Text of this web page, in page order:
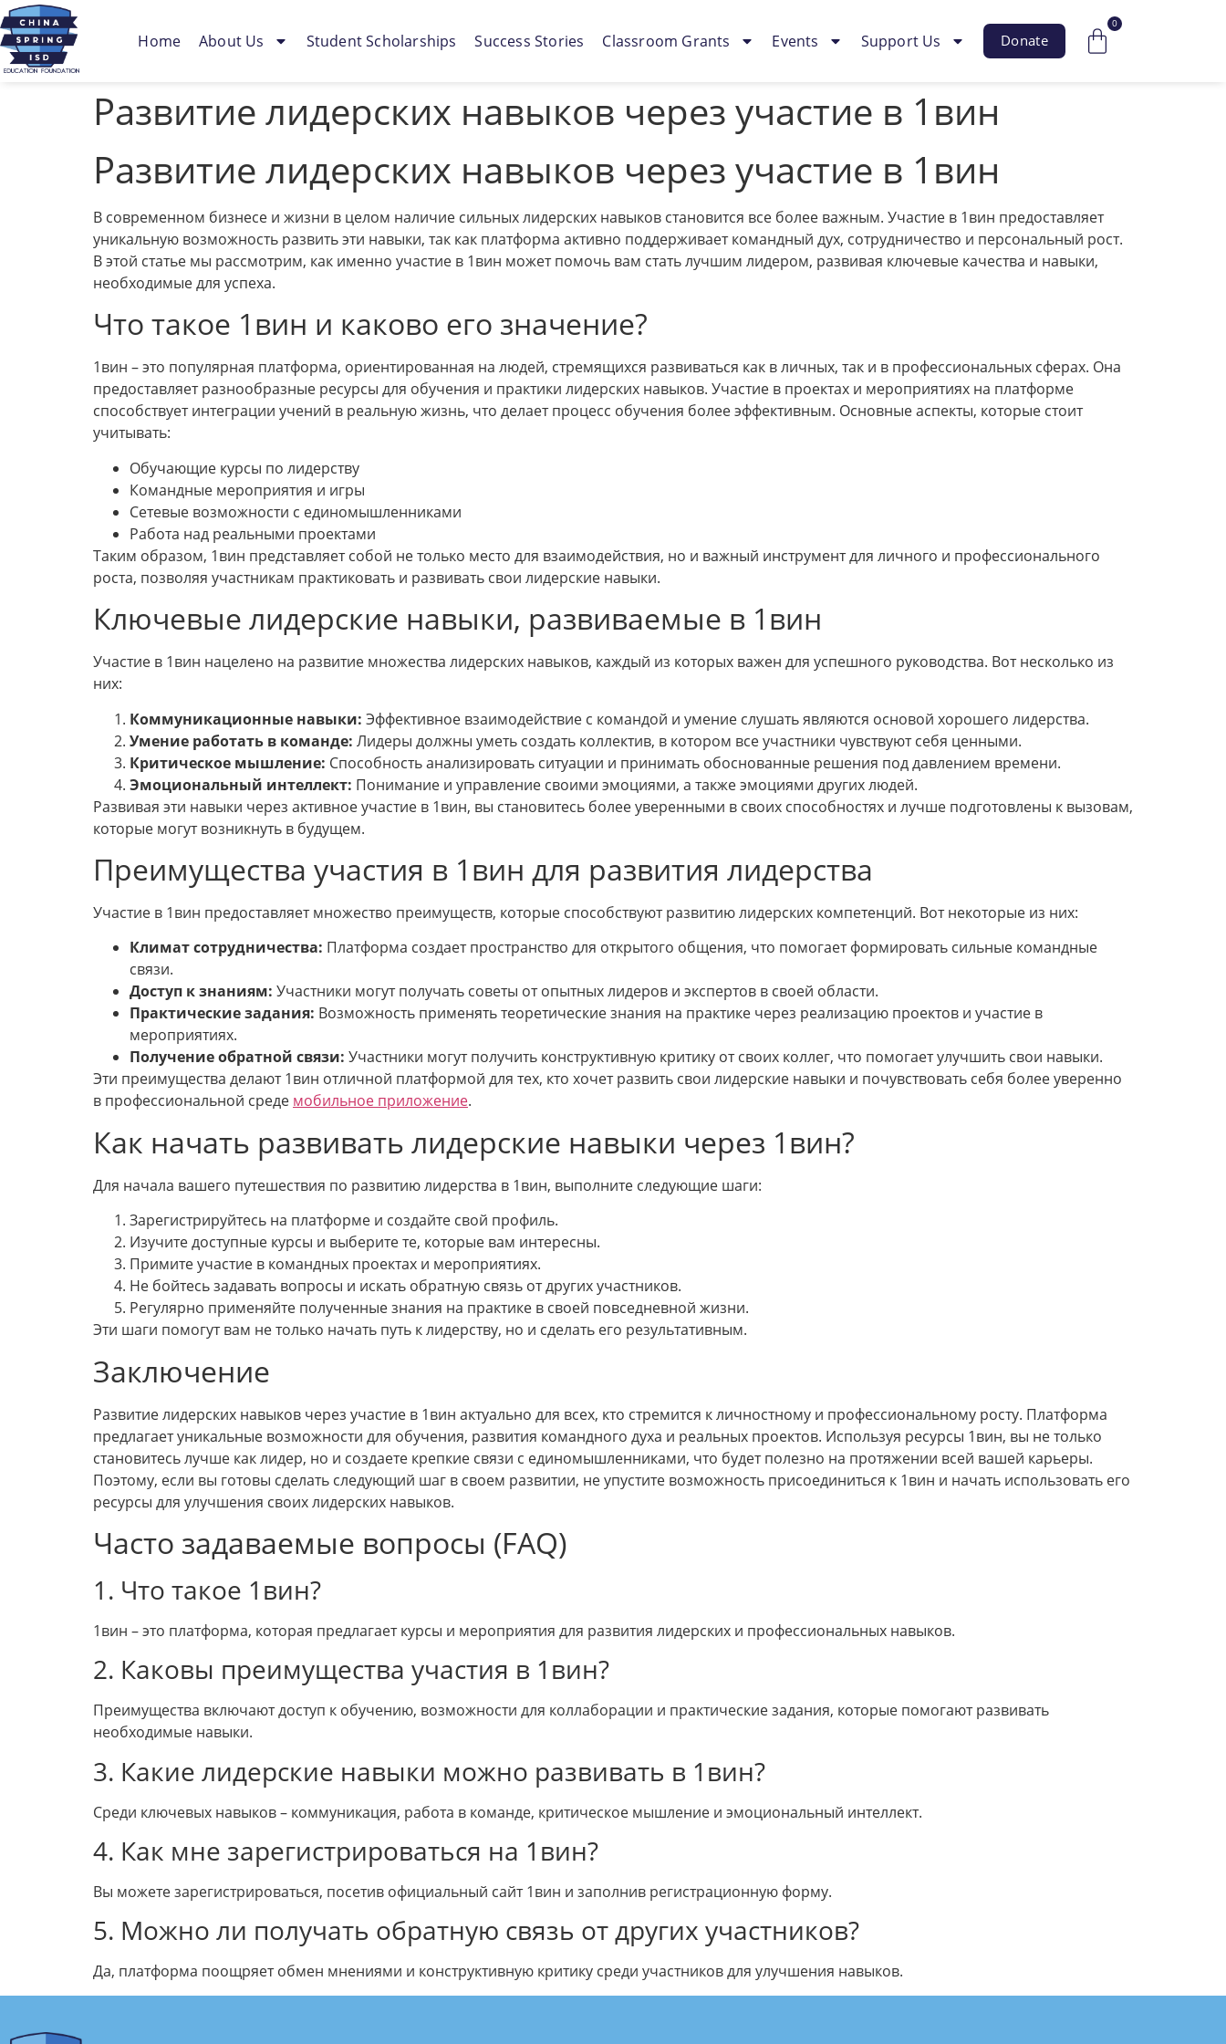
Home About Us Student Scholarships Success Stories Classroom Grants Events Support Us Donate
0
Развитие лидерских навыков через участие в 1вин
Развитие лидерских навыков через участие в 1вин
В современном бизнесе и жизни в целом наличие сильных лидерских навыков становится все более важным. Участие в 1вин предоставляет
уникальную возможность развить эти навыки, так как платформа активно поддерживает командный дух, сотрудничество и персональный рост.
В этой статье мы рассмотрим, как именно участие в 1вин может помочь вам стать лучшим лидером, развивая ключевые качества и навыки,
необходимые для успеха.
Что такое 1вин и каково его значение?
1вин – это популярная платформа, ориентированная на людей, стремящихся развиваться как в личных, так и в профессиональных сферах. Она
предоставляет разнообразные ресурсы для обучения и практики лидерских навыков. Участие в проектах и мероприятиях на платформе
способствует интеграции учений в реальную жизнь, что делает процесс обучения более эффективным. Основные аспекты, которые стоит
учитывать:
Обучающие курсы по лидерству
Командные мероприятия и игры
Сетевые возможности с единомышленниками
Работа над реальными проектами
Таким образом, 1вин представляет собой не только место для взаимодействия, но и важный инструмент для личного и профессионального
роста, позволяя участникам практиковать и развивать свои лидерские навыки.
Ключевые лидерские навыки, развиваемые в 1вин
Участие в 1вин нацелено на развитие множества лидерских навыков, каждый из которых важен для успешного руководства. Вот несколько из
них:
Коммуникационные навыки: Эффективное взаимодействие с командой и умение слушать являются основой хорошего лидерства.
Умение работать в команде: Лидеры должны уметь создать коллектив, в котором все участники чувствуют себя ценными.
Критическое мышление: Способность анализировать ситуации и принимать обоснованные решения под давлением времени.
Эмоциональный интеллект: Понимание и управление своими эмоциями, а также эмоциями других людей.
Развивая эти навыки через активное участие в 1вин, вы становитесь более уверенными в своих способностях и лучше подготовлены к вызовам,
которые могут возникнуть в будущем.
Преимущества участия в 1вин для развития лидерства
Участие в 1вин предоставляет множество преимуществ, которые способствуют развитию лидерских компетенций. Вот некоторые из них:
Климат сотрудничества: Платформа создает пространство для открытого общения, что помогает формировать сильные командные
связи.
Доступ к знаниям: Участники могут получать советы от опытных лидеров и экспертов в своей области.
Практические задания: Возможность применять теоретические знания на практике через реализацию проектов и участие в
мероприятиях.
Получение обратной связи: Участники могут получить конструктивную критику от своих коллег, что помогает улучшить свои навыки.
Эти преимущества делают 1вин отличной платформой для тех, кто хочет развить свои лидерские навыки и почувствовать себя более уверенно
в профессиональной среде мобильное приложение.
Как начать развивать лидерские навыки через 1вин?
Для начала вашего путешествия по развитию лидерства в 1вин, выполните следующие шаги:
Зарегистрируйтесь на платформе и создайте свой профиль.
Изучите доступные курсы и выберите те, которые вам интересны.
Примите участие в командных проектах и мероприятиях.
Не бойтесь задавать вопросы и искать обратную связь от других участников.
Регулярно применяйте полученные знания на практике в своей повседневной жизни.
Эти шаги помогут вам не только начать путь к лидерству, но и сделать его результативным.
Заключение
Развитие лидерских навыков через участие в 1вин актуально для всех, кто стремится к личностному и профессиональному росту. Платформа
предлагает уникальные возможности для обучения, развития командного духа и реальных проектов. Используя ресурсы 1вин, вы не только
становитесь лучше как лидер, но и создаете крепкие связи с единомышленниками, что будет полезно на протяжении всей вашей карьеры.
Поэтому, если вы готовы сделать следующий шаг в своем развитии, не упустите возможность присоединиться к 1вин и начать использовать его
ресурсы для улучшения своих лидерских навыков.
Часто задаваемые вопросы (FAQ)
1. Что такое 1вин?
1вин – это платформа, которая предлагает курсы и мероприятия для развития лидерских и профессиональных навыков.
2. Каковы преимущества участия в 1вин?
Преимущества включают доступ к обучению, возможности для коллаборации и практические задания, которые помогают развивать
необходимые навыки.
3. Какие лидерские навыки можно развивать в 1вин?
Среди ключевых навыков – коммуникация, работа в команде, критическое мышление и эмоциональный интеллект.
4. Как мне зарегистрироваться на 1вин?
Вы можете зарегистрироваться, посетив официальный сайт 1вин и заполнив регистрационную форму.
5. Можно ли получать обратную связь от других участников?
Да, платформа поощряет обмен мнениями и конструктивную критику среди участников для улучшения навыков.